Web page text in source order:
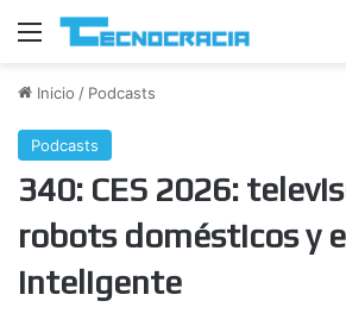
Menú
Inicio / Podcasts
Podcasts
340: CES 2026:
robots domésticos y
inteligente